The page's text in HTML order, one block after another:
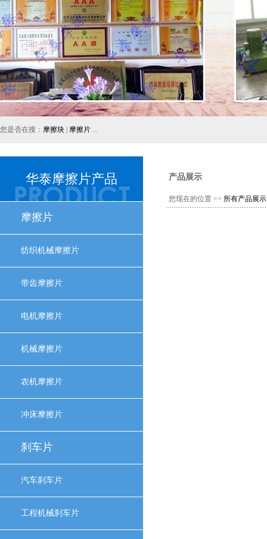
您是否在搜： 摩擦块 摩擦片 ...
华泰摩擦片产品
摩擦片
纺织机械摩擦片
带齿摩擦片
电机摩擦片
机械摩擦片
农机摩擦片
冲床摩擦片
刹车片
汽车刹车片
工程机械刹车片
产品展示
您现在的位置 >> 所有产品展示